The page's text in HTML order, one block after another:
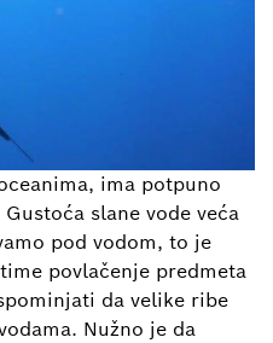
ima potpuno
slane vode veća
pod vodom, to je
povlačenje predmeta
da velike ribe
Nužno je da